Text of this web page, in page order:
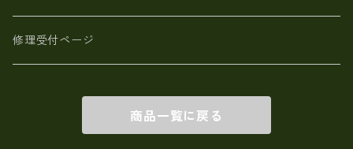
修理受付ページ
商品一覧に戻る